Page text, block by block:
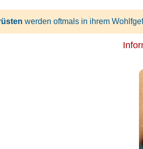
werden oftmals in ihrem